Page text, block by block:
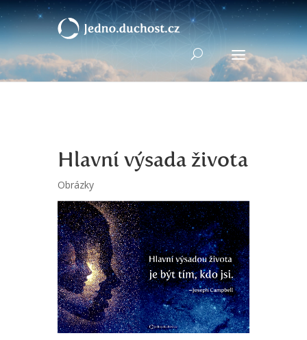
Hlavní výsada života
Obrázky